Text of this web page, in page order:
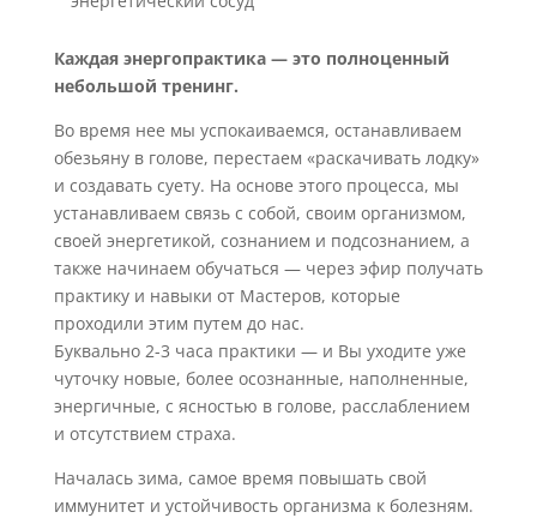
Каждая энергопрактика — это полноценный
небольшой тренинг.
Во время нее мы успокаиваемся, останавливаем
обезьяну в голове, перестаем «раскачивать лодку»
и создавать суету. На основе этого процесса, мы
устанавливаем связь с собой, своим организмом,
своей энергетикой, сознанием и подсознанием, а
также начинаем обучаться — через эфир получать
практику и навыки от Мастеров, которые
проходили этим путем до нас.
Буквально 2-3 часа практики — и Вы уходите уже
чуточку новые, более осознанные, наполненные,
энергичные, с ясностью в голове, расслаблением
и отсутствием страха.
Началась зима, самое время повышать свой
иммунитет и устойчивость организма к болезням.